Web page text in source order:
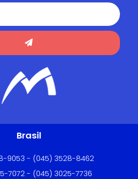
Brasil
9053 - (045) 3528-8462
7072 - (045) 3025-7736